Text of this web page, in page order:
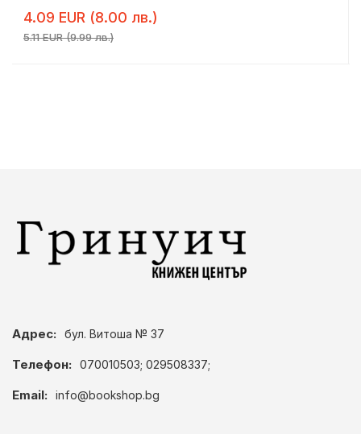
4.09 EUR (8.00 лв.)
5.11 EUR (9.99 лв.)
Адрес: бул. Витоша № 37
Телефон: 070010503; 029508337;
Email: info@bookshop.bg